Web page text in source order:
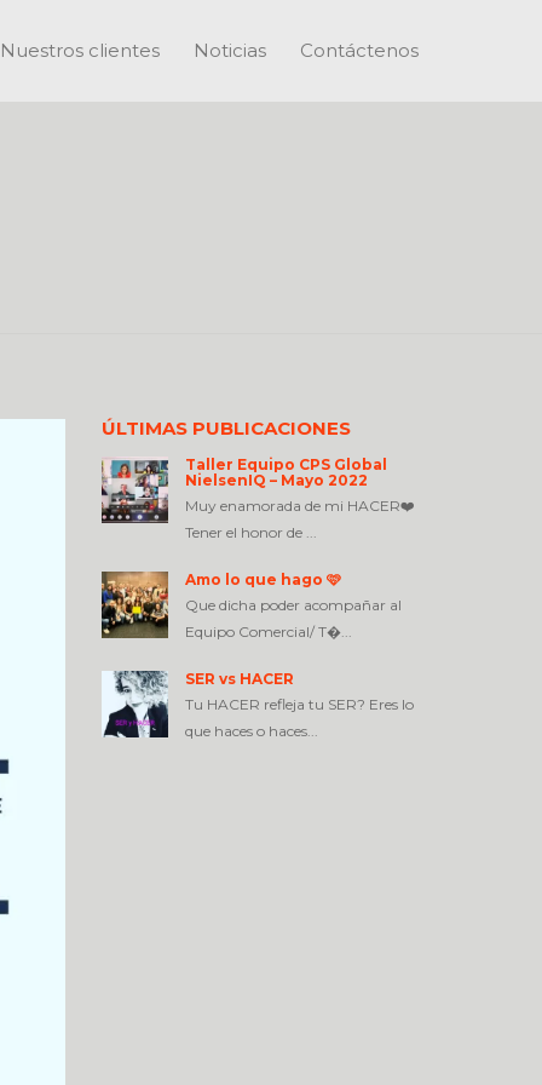
Nuestros clientes Noticias Contáctenos
ÚLTIMAS PUBLICACIONES
Taller Equipo CPS Global
NielsenIQ – Mayo 2022
Muy enamorada de mi HACER❤️
Tener el honor de ...
Amo lo que hago 🩷
Que dicha poder acompañar al
Equipo Comercial/ T�...
SER vs HACER
Tu HACER refleja tu SER? Eres lo
que haces o haces...